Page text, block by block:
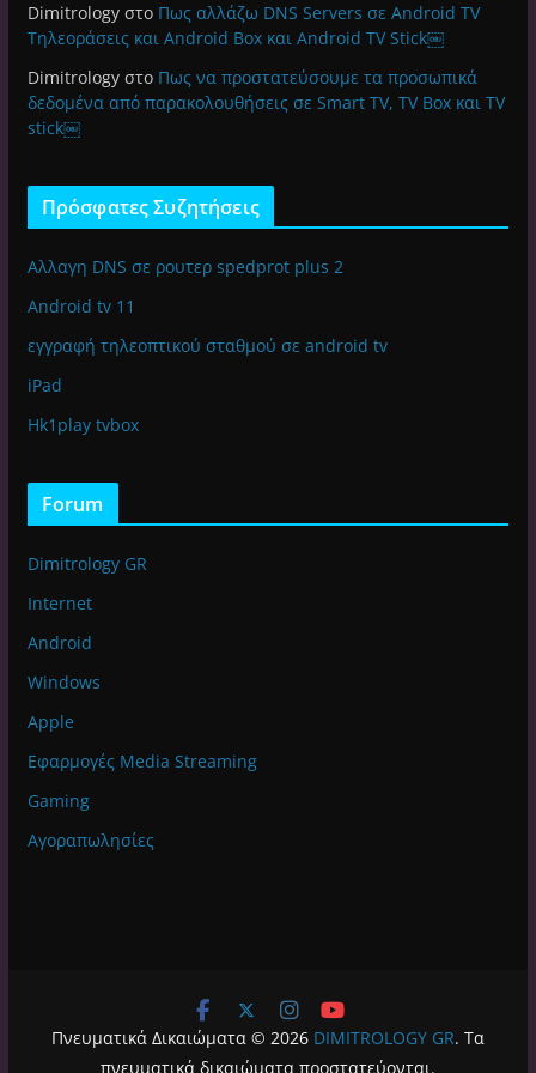
Dimitrologyστο Πως αλλάζω DNS Servers σε Android TV
Τηλεοράσεις και Android Box και Android TV Stick￼
Dimitrologyστο Πως να προστατεύσουμε τα προσωπικά
δεδομένα από παρακολουθήσεις σε Smart TV, TV Box και TV
stick￼
Πρόσφατες Συζητήσεις
Αλλαγη DNS σε ρουτερ spedprot plus 2
Android tv 11
εγγραφή τηλεοπτικού σταθμού σε android tv
iPad
Hk1play tvbox
Forum
Dimitrology GR
Internet
Android
Windows
Apple
Εφαρμογές Media Streaming
Gaming
Αγοραπωλησίες
Πνευματικά Δικαιώματα © 2026 DIMITROLOGY GR. Τα
πνευματικά δικαιώματα προστατεύονται.